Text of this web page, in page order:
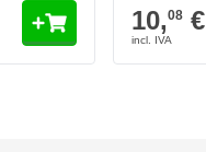
10,08 €